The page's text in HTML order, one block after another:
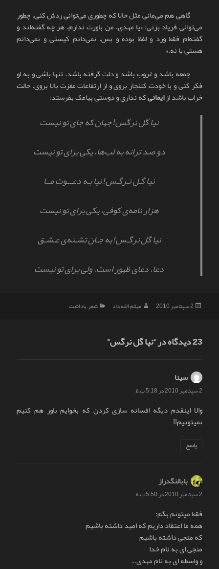
گاهی هم می‌مانی مثل حالا که چطوری می‌توانی ردش کنی. چطور
می‌توانی فریاد بزنی: «یا مهدی، من باورت ندارم. هر چه گفته‌اند و
گفته‌ام فقط ورد و لفظ بوده و بس. نمی‌دانم کیستی و نمی‌دانم
هستی یا نه.»
جمعه باشد و غروب باشد و دلت گرفته باشد. تنها باشی و به او
فکر کنی و با خودت کلنجار بروی و از ارتفاعات مغزت بالا بروی. حالت
خراب باشد ازایمانیکه نداری و دوستی پیامک بفرستد:
نیا گل نرگس! جهان که جای تو نیست
دو صد ترانه به لب‌ها، یکی برای تو نیست
نیا گـل نـرگـس! نیا بـه دعـــوت مــا
هزار نامه‌ی کوفی، یکی برای تو نیست
نیا گل نرگـس! به جـان تشـنه‌ی عـشـق
دعا، دعای ظهور است. ولی برای تو نیست
ارسال
2 سپتامبر 2010 نویسنده
میثم الله داد دسته‌ها
شعر,یاداشت
23 دیدگاه در “نیا گل نرگس”
سینا
2 سپتامبر 2010 در 5:18 ب.ظ
والا اینقدم دیگه افسانه سازی کردن که بخوایم باور هم کنیم
نمیتونیم!!‏
پاسخ
بابالنگدراز
2 سپتامبر 2010 در 5:50 ب.ظ
فقط میتونم بگم:
همه ما اعتقاد داریم که امید داشته باشیم
که منجی داشته باشیم
منجی ای به نام خدا
و واسطه ای به نام مهدی…